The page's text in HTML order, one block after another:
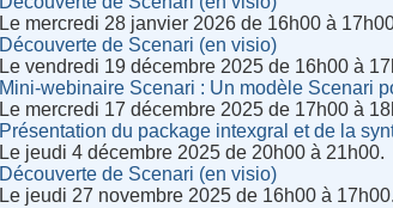
Le mercredi 28 janvier 2026 de 16h00 à
Découverte de Scenari (en visio)
Le vendredi 19 décembre 2025 de 16h00 à
Mini-webinaire Scenari : Un modèle Scenari
Le mercredi 17 décembre 2025 de 17h00 à
Présentation du package intexgral et de la
Le jeudi 4 décembre 2025 de 20h00 à 21h00.
Découverte de Scenari (en visio)
Le jeudi 27 novembre 2025 de 16h00 à 17h00.